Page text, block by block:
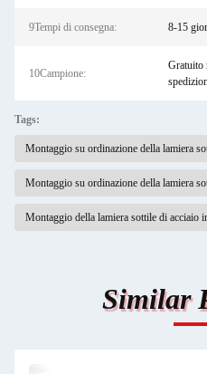
9Tempi di consegna: 8-15
10Campione:
Gratuito
Tags:
Montaggio su ordinazione della lamiera
Montaggio su ordinazione della lamiera
Montaggio della lamiera sottile di acciaio
Similar